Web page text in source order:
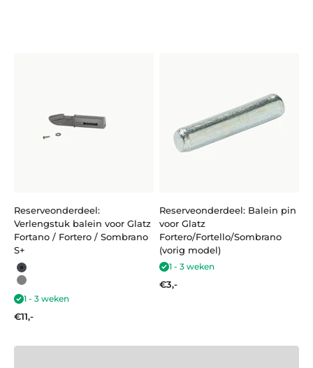
Reserveonderdeel:
Verlengstuk balein voor Glatz
Fortano / Fortero / Sombrano
S+
Antraciet
Grafietgrijs
1 - 3 weken
Aanbiedingsprijs
€11,-
Reserveonderdeel: Balein pin
voor Glatz
Fortero/Fortello/Sombrano
(vorig model)
1 - 3 weken
Aanbiedingsprijs
€3,-
Reserveonderdeel niet gevonden?